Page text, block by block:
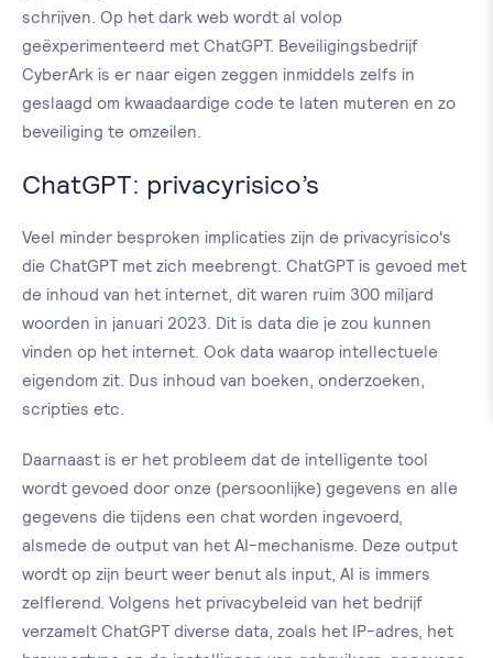
schrijven. Op het dark web wordt al volop
geëxperimenteerd met ChatGPT. Beveiligingsbedrijf
CyberArk is er naar eigen zeggen inmiddels zelfs in
geslaagd om kwaadaardige code te laten muteren en zo
beveiliging te omzeilen.
ChatGPT: privacyrisico’s
Veel minder besproken implicaties zijn de privacyrisico's
die ChatGPT met zich meebrengt. ChatGPT is gevoed met
de inhoud van het internet, dit waren ruim 300 miljard
woorden in januari 2023. Dit is data die je zou kunnen
vinden op het internet. Ook data waarop intellectuele
eigendom zit. Dus inhoud van boeken, onderzoeken,
scripties etc.
Daarnaast is er het probleem dat de intelligente tool
wordt gevoed door onze (persoonlijke) gegevens en alle
gegevens die tijdens een chat worden ingevoerd,
alsmede de output van het AI-mechanisme. Deze output
wordt op zijn beurt weer benut als input, AI is immers
zelflerend. Volgens het privacybeleid van het bedrijf
verzamelt ChatGPT diverse data, zoals het IP-adres, het